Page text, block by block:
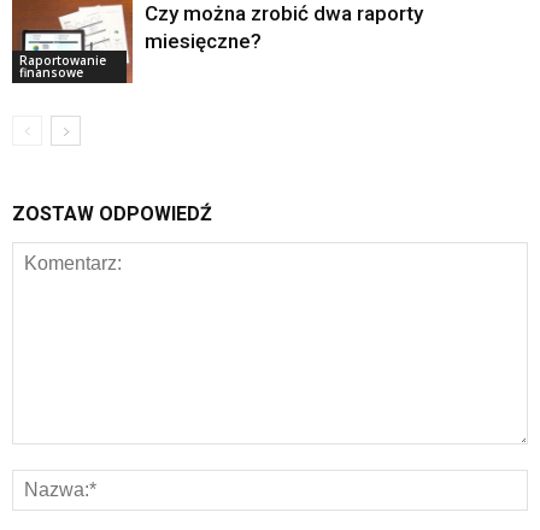
Raportowanie
finansowe
Czy można zrobić dwa raporty
miesięczne?
ZOSTAW ODPOWIEDŹ